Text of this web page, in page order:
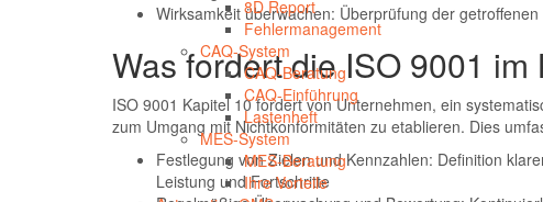
8D Report
Fehlermanagement
CAQ-System
CAQ-Beratung
CAQ-Einführung
Lastenheft
MES-System
MES-Beratung
Ihre Vorteile
Wirksamkeit überwachen: Überprüfung der
Was fordert die ISO 9001 im
ISO 9001 Kapitel 10 fordert von Unternehmen, ein
zum Umgang mit Nichtkonformitäten zu etablieren. Dies
Festlegung von Zielen und Kennzahlen: Definition
Leistung und Fortschritte